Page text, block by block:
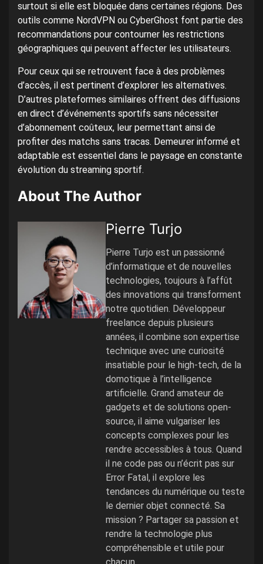
surtout si elle est bloquée dans certaines régions. Des
outils comme NordVPN ou CyberGhost font partie des
recommandations pour contourner les restrictions
géographiques qui peuvent affecter les utilisateurs.
Pour ceux qui se retrouvent face à des problèmes
d’accès, il est pertinent d’explorer les alternatives.
D’autres plateformes similaires offrent des diffusions
en direct d’événements sportifs sans nécessiter
d’abonnement coûteux, leur permettant ainsi de
profiter des matchs sans tracas. Demeurer informé et
adaptable est essentiel dans le paysage en constante
évolution du streaming sportif.
About The Author
Pierre Turjo
Pierre Turjo est un passionné
d’informatique et de nouvelles
technologies, toujours à l’affût
des innovations qui transforment
notre quotidien. Développeur
freelance depuis plusieurs
années, il combine son expertise
technique avec une curiosité
insatiable pour le high-tech, de la
domotique à l’intelligence
artificielle. Grand amateur de
gadgets et de solutions open-
source, il aime vulgariser les
concepts complexes pour les
rendre accessibles à tous. Quand
il ne code pas ou n’écrit pas sur
Error Fatal, il explore les
tendances du numérique ou teste
le dernier objet connecté. Sa
mission ? Partager sa passion et
rendre la technologie plus
compréhensible et utile pour